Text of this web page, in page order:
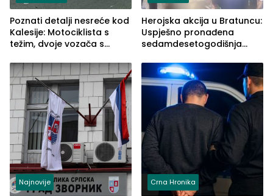
Poznati detalji nesreće kod
Kalesije: Motociklista s
težim, dvoje vozača s
Herojska akcija u Bratuncu:
Uspješno pronađena
sedamdesetogodišnja
Kravice.
Najnovije Crna Hronika